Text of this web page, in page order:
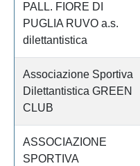
PALL. FIORE DI
PUGLIA RUVO a.s.
dilettantistica
Associazione Sportiva
Dilettantistica GREEN
CLUB
ASSOCIAZIONE
SPORTIVA